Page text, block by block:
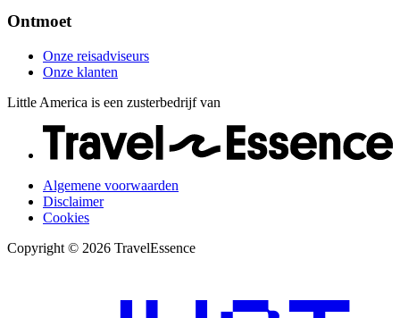
Ontmoet
Onze reisadviseurs
Onze klanten
Little America is een zusterbedrijf van
Algemene voorwaarden
Disclaimer
Cookies
Copyright © 2026 TravelEssence